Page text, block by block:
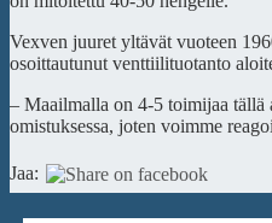
Vexven juuret yltävät vuoteen
osoittautunut venttiilituotanto
– Maailmalla on 4-5 toimijaa tällä
omistuksessa, joten voimme
Jaa: